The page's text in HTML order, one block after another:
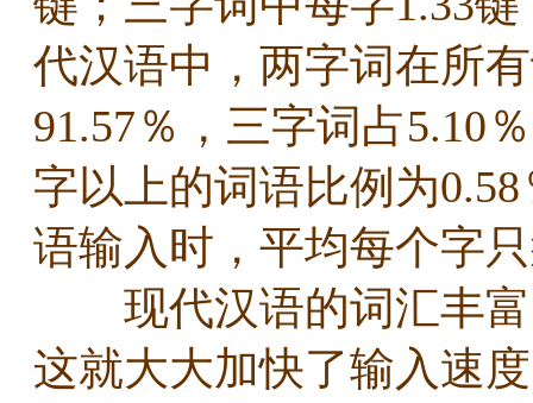
代汉语中，两字词在所
91.57％，三字词占5.10
字以上的词语比例为
语输入时，平均每个字
现代汉语的词汇丰富
这就大大加快了输入速